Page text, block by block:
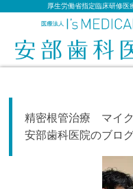
厚生労働省指定臨床研修医
精密根管治療 マイ
安部歯科医院のブロ